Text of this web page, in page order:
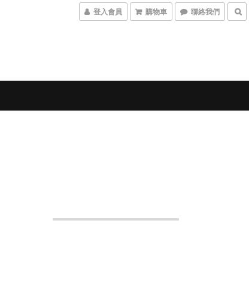
登入會員 購物車 聯絡我們